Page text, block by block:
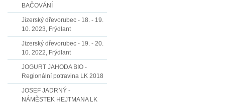
BAČOVÁNÍ
Jizerský dřevorubec - 18. - 19.
10. 2023, Frýdlant
Jizerský dřevorubec - 19. - 20.
10. 2022, Frýdlant
JOGURT JAHODA BIO -
Regionální potravina LK 2018
JOSEF JADRNÝ -
NÁMĚSTEK HEJTMANA LK